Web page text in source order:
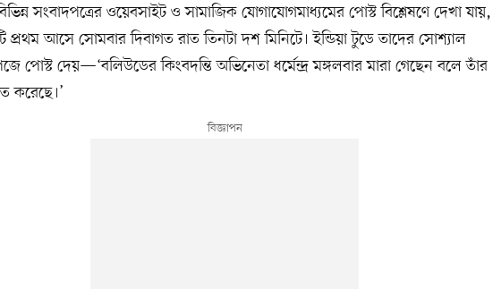
সংবাদপত্রের ওয়েবসাইট ও সামাজিক যোগাযোগমাধ্যমের পোস্ট বিশ্লেষণে দেখা যায়,
প্রথম আসে সোমবার দিবাগত রাত তিনটা দশ মিনিটে। ইন্ডিয়া টুডে তাদের সোশ্যাল
পোস্ট দেয়—‘বলিউডের কিংবদন্তি অভিনেতা ধর্মেন্দ্র মঙ্গলবার মারা গেছেন বলে তাঁর
করেছে।’